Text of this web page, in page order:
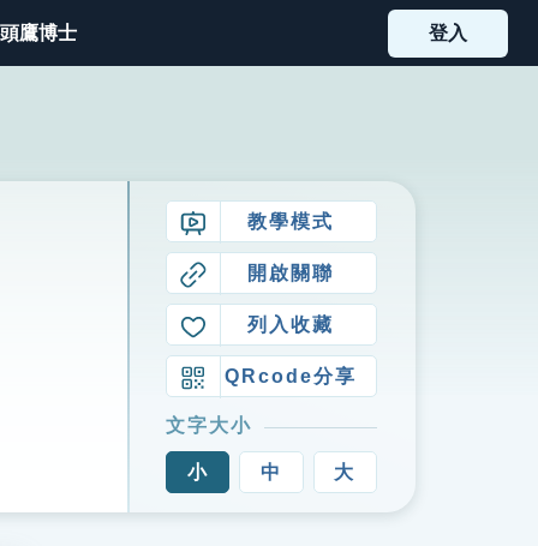
鷹博士 登入
教學模式
開啟關聯
列入收藏
QRcode分享
文字大小
小 中 大